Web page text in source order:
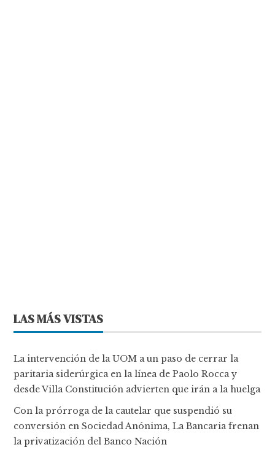
LAS MÁS VISTAS
La intervención de la UOM a un paso de cerrar la
paritaria siderúrgica en la línea de Paolo Rocca y
desde Villa Constitución advierten que irán a la huelga
Con la prórroga de la cautelar que suspendió su
conversión en Sociedad Anónima, La Bancaria frenan
la privatización del Banco Nación